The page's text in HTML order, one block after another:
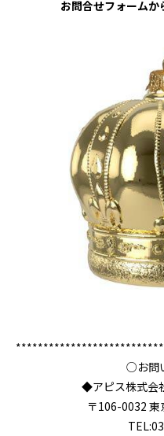
お問合せフォームか
○お問
◆アピス株式会
〒106-0032